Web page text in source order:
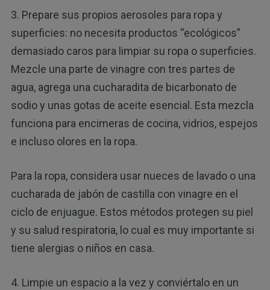
3. Prepare sus propios aerosoles para ropa y
superficies: no necesita productos “ecológicos”
demasiado caros para limpiar su ropa o superficies.
Mezcle una parte de vinagre con tres partes de
agua, agrega una cucharadita de bicarbonato de
sodio y unas gotas de aceite esencial. Esta mezcla
funciona para encimeras de cocina, vidrios, espejos
e incluso olores en la ropa.
Para la ropa, considera usar nueces de lavado o una
cucharada de jabón de castilla con vinagre en el
ciclo de enjuague. Estos métodos protegen su piel
y su salud respiratoria, lo cual es muy importante si
tiene alergias o niños en casa.
4. Limpie un espacio a la vez y conviértalo en un